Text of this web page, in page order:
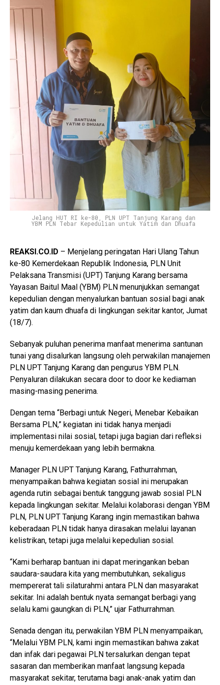
Jelang HUT RI ke-80, PLN UPT Tanjung Karang dan
YBM PLN Tebar Kepedulian untuk Yatim dan Dhuafa
REAKSI.CO.ID – Menjelang peringatan Hari Ulang Tahun
ke-80 Kemerdekaan Republik Indonesia, PLN Unit
Pelaksana Transmisi (UPT) Tanjung Karang bersama
Yayasan Baitul Maal (YBM) PLN menunjukkan semangat
kepedulian dengan menyalurkan bantuan sosial bagi anak
yatim dan kaum dhuafa di lingkungan sekitar kantor, Jumat
(18/7).
Sebanyak puluhan penerima manfaat menerima santunan
tunai yang disalurkan langsung oleh perwakilan manajemen
PLN UPT Tanjung Karang dan pengurus YBM PLN.
Penyaluran dilakukan secara door to door ke kediaman
masing-masing penerima.
Dengan tema “Berbagi untuk Negeri, Menebar Kebaikan
Bersama PLN,” kegiatan ini tidak hanya menjadi
implementasi nilai sosial, tetapi juga bagian dari refleksi
menuju kemerdekaan yang lebih bermakna.
Manager PLN UPT Tanjung Karang, Fathurrahman,
menyampaikan bahwa kegiatan sosial ini merupakan
agenda rutin sebagai bentuk tanggung jawab sosial PLN
kepada lingkungan sekitar. Melalui kolaborasi dengan YBM
PLN, PLN UPT Tanjung Karang ingin memastikan bahwa
keberadaan PLN tidak hanya dirasakan melalui layanan
kelistrikan, tetapi juga melalui kepedulian sosial.
“Kami berharap bantuan ini dapat meringankan beban
saudara-saudara kita yang membutuhkan, sekaligus
mempererat tali silaturahmi antara PLN dan masyarakat
sekitar. Ini adalah bentuk nyata semangat berbagi yang
selalu kami gaungkan di PLN,” ujar Fathurrahman.
Senada dengan itu, perwakilan YBM PLN menyampaikan,
“Melalui YBM PLN, kami ingin memastikan bahwa zakat
dan infak dari pegawai PLN tersalurkan dengan tepat
sasaran dan memberikan manfaat langsung kepada
masyarakat sekitar, terutama bagi anak-anak yatim dan